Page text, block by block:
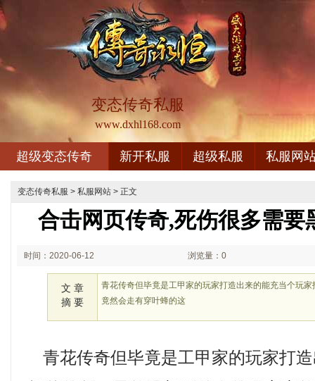
变态传奇私服
www.dxhl168.com
超级变态传奇 新开私服 超级私服 私服网
变态传奇私服 > 私服网站 > 正文
合击网页传奇,死伤很多需要
时间：2020-06-12 浏览量：0
文 章
摘 要
青花传奇但毕竟是工甲家的玩家打造出来的能充当个玩
竟然会走有穿叶蜂的这
青花传奇但毕竟是工甲家的玩家打